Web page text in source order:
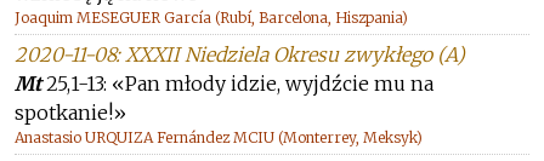
Joaquim MESEGUER García (Rubí, Barcelona, Hiszpania)
2020-11-08: XXXII Niedziela Okresu zwykłego (A)
Mt25,1-13: «Pan młody idzie, wyjdźcie mu na
spotkanie!»
Anastasio URQUIZA Fernández MCIU (Monterrey, Meksyk)